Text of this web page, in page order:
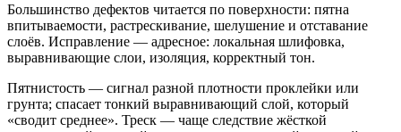
Большинство дефектов читается по поверхности: пятна
впитываемости, растрескивание, шелушение и отставание
слоёв. Исправление — адресное: локальная шлифовка,
выравнивающие слои, изоляция, корректный тон.
Пятнистость — сигнал разной плотности проклейки или
грунта; спасает тонкий выравнивающий слой, который
«сводит среднее». Треск — чаще следствие жёсткой